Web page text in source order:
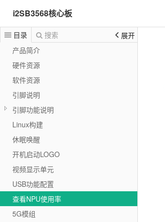
i2SB3568核心板
目录 搜索
展开
产品简介
硬件资源
软件资源
引脚说明
引脚功能说明
Linux构建
休眠唤醒
开机启动LOGO
视频显示单元
USB功能配置
查看NPU使用率
5G模组